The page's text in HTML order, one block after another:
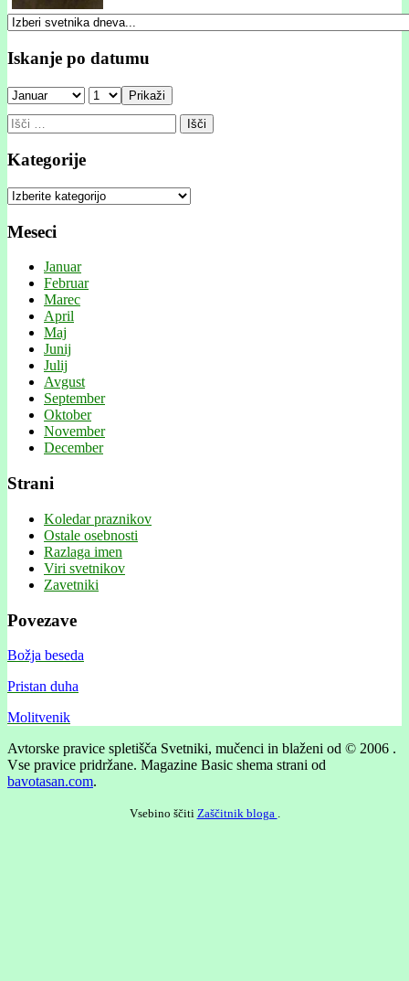
Iskanje po datumu
Prikaži
Išči:
Kategorije
Kategorije
Meseci
Januar
Februar
Marec
April
Maj
Junij
Julij
Avgust
September
Oktober
November
December
Strani
Koledar praznikov
Ostale osebnosti
Razlaga imen
Viri svetnikov
Zavetniki
Povezave
Božja beseda
Pristan duha
Molitvenik
Avtorske pravice spletišča Svetniki, mučenci in blaženi od © 2006 .
Vse pravice pridržane. Magazine Basic shema strani od
bavotasan.com.
Vsebino ščiti Zaščitnik bloga .